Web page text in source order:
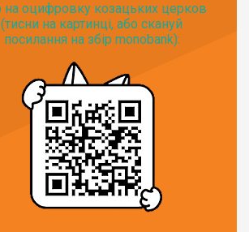
на оцифровку козацьких церков
(тисни на картинці, або скануй
посилання на збір monobank):